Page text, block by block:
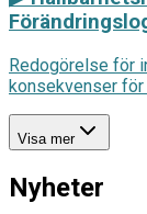
Redogörelse för
konsekvenser
Visa mer
Nyheter